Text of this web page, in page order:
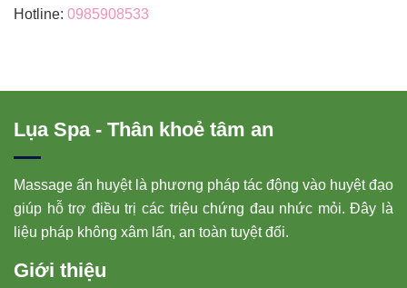
Hotline: 0985908533
Lụa Spa - Thân khoẻ tâm an
Massage ấn huyệt là phương pháp tác động vào huyệt đạo
giúp hỗ trợ điều trị các triệu chứng đau nhức mỏi. Đây là
liệu pháp không xâm lấn, an toàn tuyệt đối.
Giới thiệu